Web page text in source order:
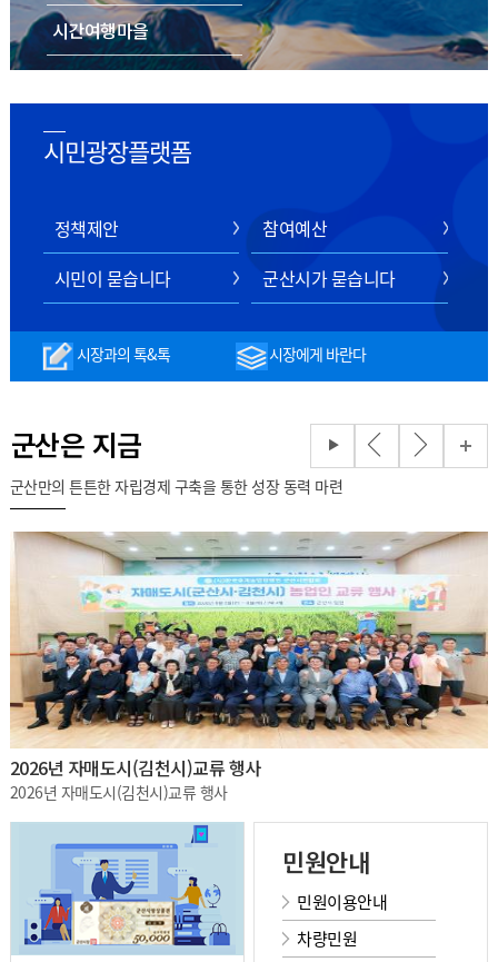
시간여행마을
스마트 관광 전자지도
시민광장플랫폼
정책제안
참여예산
시민이 묻습니다
군산시가 묻습니다
시장과의 톡&톡 시장에게 바란다
군산은 지금
군산만의 튼튼한 자립경제 구축을 통한 성장 동력 마련
2026년 자매도시(김천시)교류 행사
2026년 자매도시(김천시)교류 행사
민원안내
민원이용안내
차량민원